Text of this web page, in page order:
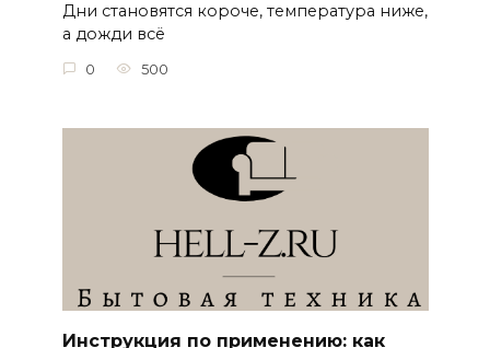
Дни становятся короче, температура ниже,
а дожди всё
0 500
Инструкция по применению: как